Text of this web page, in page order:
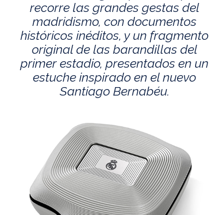
recorre las grandes gestas del
madridismo, con documentos
históricos inéditos, y un fragmento
original de las barandillas del
primer estadio, presentados en un
estuche inspirado en el nuevo
Santiago Bernabéu.